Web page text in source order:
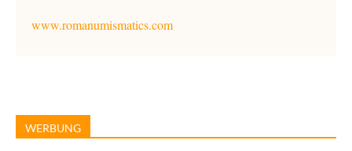
www.romanumismatics.com
WERBUNG